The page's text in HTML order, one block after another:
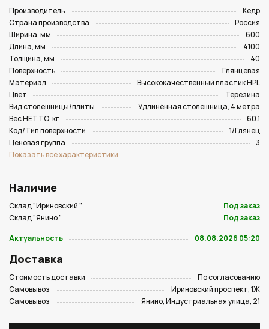
Производитель
Кедр
Страна производства
Россия
Ширина, мм
600
Длина, мм
4100
Толщина, мм
40
Поверхность
Глянцевая
Материал
Высококачественный пластик HPL
Цвет
Терезина
Вид столешницы/плиты
Удлинённая столешница, 4 метра
Вес НЕТТО, кг
60.1
Код/Тип поверхности
1/Глянец
Ценовая группа
3
Показать все характеристики
Наличие
Склад "Ириновский "
Под заказ
Склад "Янино "
Под заказ
Актуальность
08.08.2026 05:20
Доставка
Стоимость доставки
По согласованию
Самовывоз
Ириновский проспект, 1Ж
Самовывоз
Янино, Индустриальная улица, 21